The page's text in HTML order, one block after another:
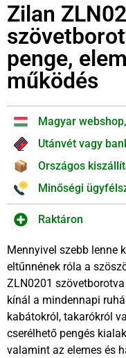
Zilan
penge,
működés
Magyar
Utánvét vagy
Országos
Minőségi
Raktáron
Mennyivel szebb lenne
eltűnnének róla a
ZLN0201
kínál a mindennapi
kabátokról, takarókról
cserélhető pengés
valamint az elemes és